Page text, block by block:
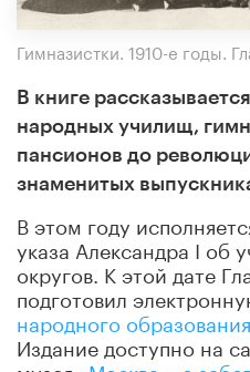
Гимназистки. 1910-е годы.
В книге
народных училищ,
пансионов до
знаменитых
В этом году
указа Александра I об
округов. К этой дате
подготовил
народного
Издание доступно на